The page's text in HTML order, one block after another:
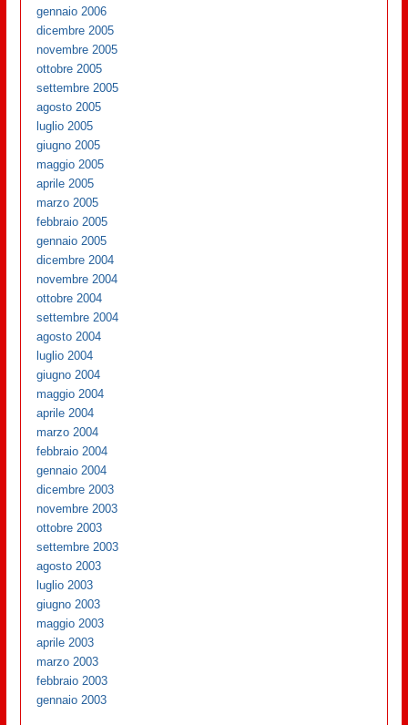
gennaio 2006
dicembre 2005
novembre 2005
ottobre 2005
settembre 2005
agosto 2005
luglio 2005
giugno 2005
maggio 2005
aprile 2005
marzo 2005
febbraio 2005
gennaio 2005
dicembre 2004
novembre 2004
ottobre 2004
settembre 2004
agosto 2004
luglio 2004
giugno 2004
maggio 2004
aprile 2004
marzo 2004
febbraio 2004
gennaio 2004
dicembre 2003
novembre 2003
ottobre 2003
settembre 2003
agosto 2003
luglio 2003
giugno 2003
maggio 2003
aprile 2003
marzo 2003
febbraio 2003
gennaio 2003